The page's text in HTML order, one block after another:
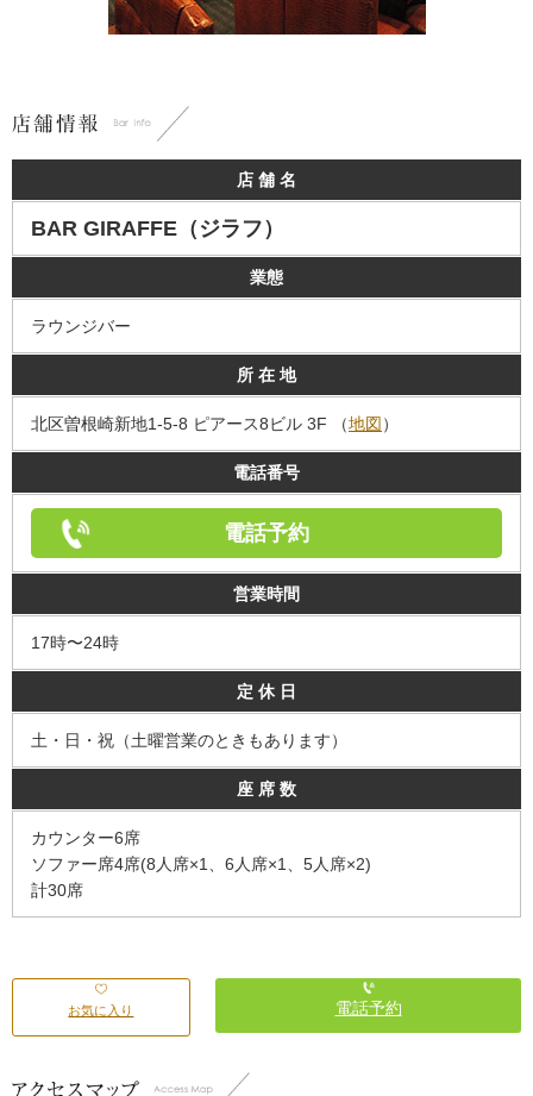
店 舗 名
BAR GIRAFFE（ジラフ）
業態
ラウンジバー
所 在 地
北区曽根崎新地1-5-8 ピアース8ビル 3F （地図 ）
電話番号
電話予約
営業時間
17時〜24時
定 休 日
土・日・祝（土曜営業のときもあります）
座 席 数
カウンター6席
ソファー席4席(8人席×1、6人席×1、5人席×2)
計30席
お気に入り 電話予約